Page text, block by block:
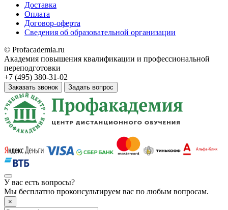
Доставка
Оплата
Договор-оферта
Сведения об образовательной организации
© Profacademia.ru
Академия повышения квалификации и профессиональной
переподготовки
+7 (495) 380-31-02
Заказать звонок Задать вопрос
У вас есть вопросы?
Мы бесплатно проконсультируем вас по любым вопросам.
×